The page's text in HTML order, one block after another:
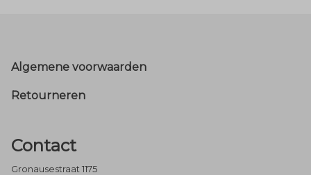
Footer
Algemene voorwaarden
Retourneren
Contact
Gronausestraat 1175